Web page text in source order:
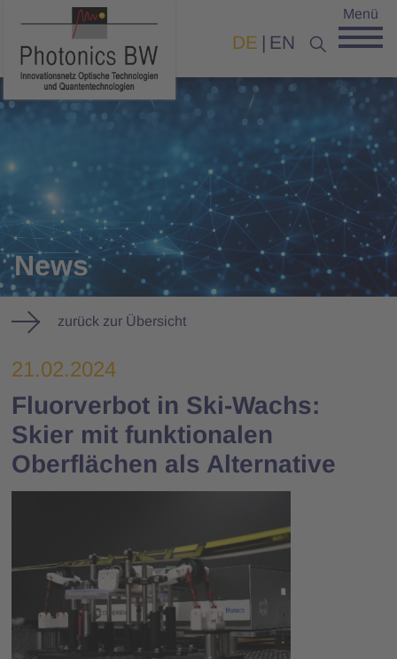
DE EN
Menü
News
zurück zur Übersicht
21.02.2024
Fluorverbot in Ski-Wachs:
Skier mit funktionalen
Oberflächen als Alternative